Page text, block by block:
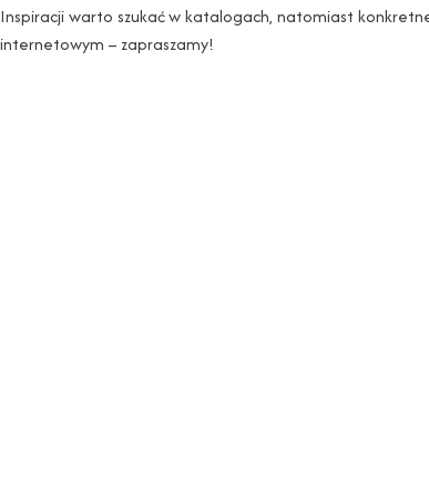
Inspiracji warto szukać w katalogach, natomiast
internetowym – zapraszamy!